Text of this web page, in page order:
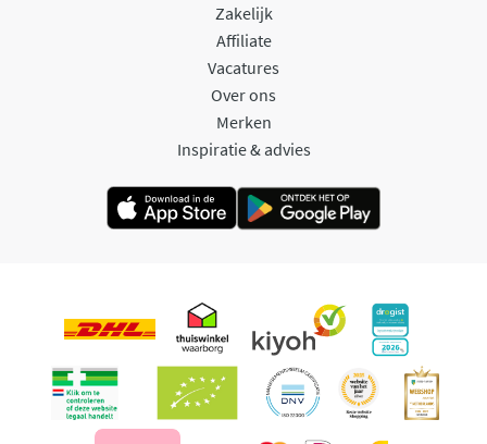
Zakelijk
Affiliate
Vacatures
Over ons
Merken
Inspiratie & advies